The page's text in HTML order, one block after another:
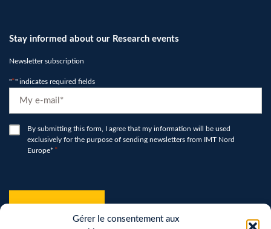
Gérer le consentement aux
Stay informed about our Research events
Newsletter subscription
"*" indicates required fields
*
RGPDBy submitting this form, I agree that my information will be used
exclusively for the purpose of sending newsletters from IMT Nord
Europe* *